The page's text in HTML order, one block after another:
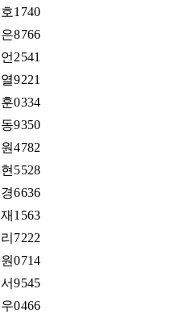
1740
8766
2541
9221
0334
9350
4782
5528
6636
1563
7222
0714
9545
0466